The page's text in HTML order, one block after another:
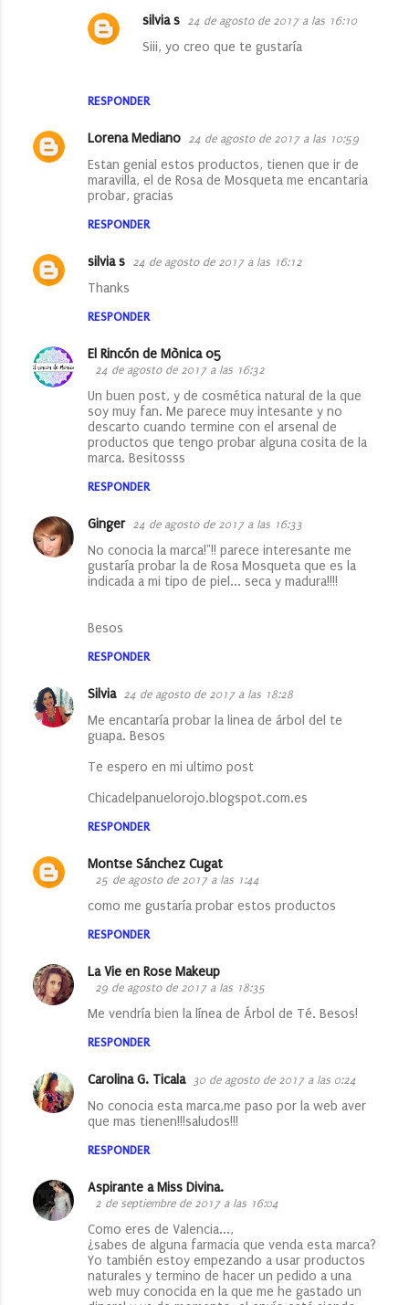
RESPONDER
silvia s 24 de agosto de 2017 a las 16:10
Siii, yo creo que te gustaría
Lorena Mediano 24 de agosto de 2017 a las 10:59
Estan genial estos productos, tienen que ir de
maravilla, el de Rosa de Mosqueta me encantaria
probar, gracias
RESPONDER
silvia s 24 de agosto de 2017 a las 16:12
Thanks
RESPONDER
El Rincón de Mònica 05
24 de agosto de 2017 a las 16:32
Un buen post, y de cosmética natural de la que
soy muy fan. Me parece muy intesante y no
descarto cuando termine con el arsenal de
productos que tengo probar alguna cosita de la
marca. Besitosss
RESPONDER
Ginger 24 de agosto de 2017 a las 16:33
No conocia la marca!"!! parece interesante me
gustaría probar la de Rosa Mosqueta que es la
indicada a mi tipo de piel... seca y madura!!!!
Besos
RESPONDER
Silvia 24 de agosto de 2017 a las 18:28
Me encantaría probar la linea de árbol del te
guapa. Besos
Te espero en mi ultimo post
Chicadelpanuelorojo.blogspot.com.es
RESPONDER
Montse Sánchez Cugat
25 de agosto de 2017 a las 1:44
como me gustaría probar estos productos
RESPONDER
La Vie en Rose Makeup
29 de agosto de 2017 a las 18:35
Me vendría bien la línea de Árbol de Té. Besos!
RESPONDER
Carolina G. Ticala 30 de agosto de 2017 a las 0:24
No conocia esta marca,me paso por la web aver
que mas tienen!!!saludos!!!
RESPONDER
Aspirante a Miss Divina.
2 de septiembre de 2017 a las 16:04
Como eres de Valencia...,
¿sabes de alguna farmacia que venda esta marca?
Yo también estoy empezando a usar productos
naturales y termino de hacer un pedido a una
web muy conocida en la que me he gastado un